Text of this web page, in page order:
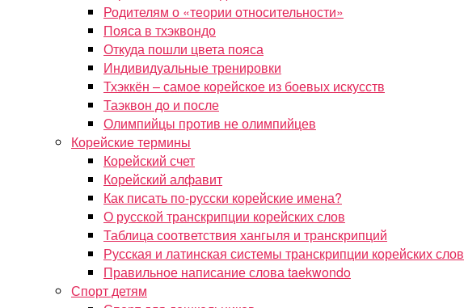
Родителям о «теории относительности»
Пояса в тхэквондо
Откуда пошли цвета пояса
Индивидуальные тренировки
Тхэккён – самое корейское из боевых искусств
Таэквон до и после
Олимпийцы против не олимпийцев
Корейские термины
Корейский счет
Корейский алфавит
Как писать по-русски корейские имена?
О русской транскрипции корейских слов
Таблица соответствия хангыля и транскрипций
Русская и латинская системы транскрипции корейских слов
Правильное написание слова taekwondo
Спорт детям